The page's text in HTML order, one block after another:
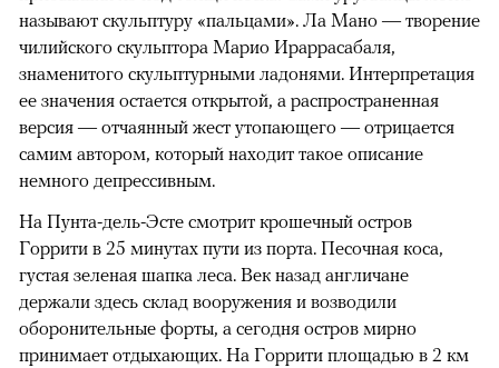
называют скульптуру «пальцами». Ла Мано — творение
чилийского скульптора Марио Ираррасабаля,
знаменитого скульптурными ладонями. Интерпретация
ее значения остается открытой, а распространенная
версия — отчаянный жест утопающего — отрицается
самим автором, который находит такое описание
немного депрессивным.
На Пунта-дель-Эсте смотрит крошечный остров
Горрити в 25 минутах пути из порта. Песочная коса,
густая зеленая шапка леса. Век назад англичане
держали здесь склад вооружения и возводили
оборонительные форты, а сегодня остров мирно
принимает отдыхающих. На Горрити площадью в 2 км